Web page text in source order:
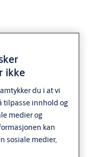
ikke
du i at vi
tilpasse innhold og
medier og
kan
sosiale medier,